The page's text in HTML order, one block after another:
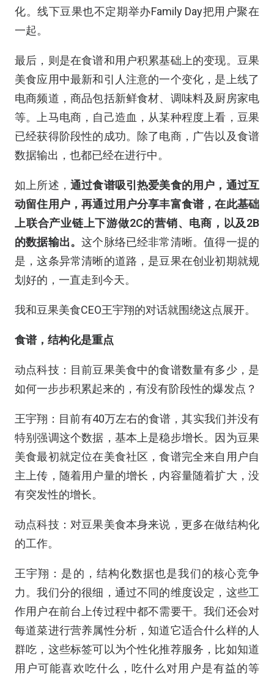
化。线下豆果也不定期举办Family Day把用户聚在
一起。
最后，则是在食谱和用户积累基础上的变现。豆果
美食应用中最新和引人注意的一个变化，是上线了
电商频道，商品包括新鲜食材、调味料及厨房家电
等。上马电商，自己造血，从某种程度上看，豆果
已经获得阶段性的成功。除了电商，广告以及食谱
数据输出，也都已经在进行中。
如上所述， 通过食谱吸引热爱美食的用户，通过互
动留住用户，再通过用户分享丰富食谱，在此基础
上联合产业链上下游做2C的营销、电商，以及2B
的数据输出。这个脉络已经非常清晰。值得一提的
是，这条异常清晰的道路，是豆果在创业初期就规
划好的，一直走到今天。
我和豆果美食CEO王宇翔的对话就围绕这点展开。
食谱，结构化是重点
动点科技：目前豆果美食中的食谱数量有多少，是
如何一步步积累起来的，有没有阶段性的爆发点？
王宇翔：目前有40万左右的食谱，其实我们并没有
特别强调这个数据，基本上是稳步增长。因为豆果
美食最初就定位在美食社区，食谱完全来自用户自
主上传，随着用户量的增长，内容量随着扩大，没
有突发性的增长。
动点科技：对豆果美食本身来说，更多在做结构化
的工作。
王宇翔：是的，结构化数据也是我们的核心竞争
力。我们分的很细，通过不同的维度设定，这些工
作用户在前台上传过程中都不需要干。我们还会对
每道菜进行营养属性分析，知道它适合什么样的人
群吃，这些标签可以为个性化推荐服务，比如知道
用户可能喜欢吃什么，吃什么对用户是有益的等